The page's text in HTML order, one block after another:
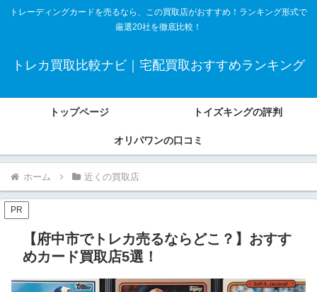
トレーディングカードを売るなら、この買取店がおすすめ！ランキング形式で
厳選20社を徹底比較！
トレカ買取比較ナビ｜宅配買取おすすめランキング
トップページ トイズキングの評判
オリパワンの口コミ
ホーム 近くの買取店
PR
【府中市でトレカ売るならどこ？】おすす
めカード買取店5選！